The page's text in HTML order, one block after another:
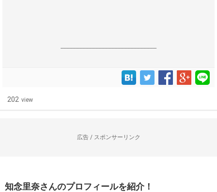
------------------------------------------------------------------
202 view
広告 / スポンサーリンク
知念里奈さんのプロフィールを紹介！